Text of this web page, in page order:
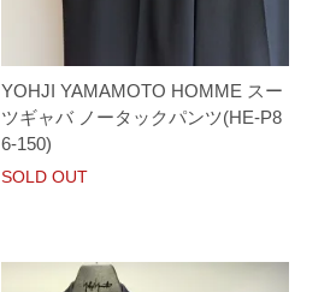
YOHJI YAMAMOTO HOMME スー
ツギャバ ノータックパンツ(HE-P8
6-150)
SOLD OUT